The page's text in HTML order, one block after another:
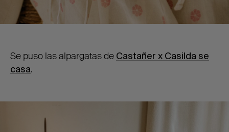
Se puso las alpargatas de Castañer x Casilda se
casa.